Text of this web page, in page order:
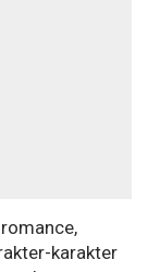
karakter